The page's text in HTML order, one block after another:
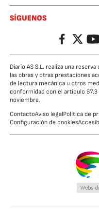
SÍGUENOS
FacebookTwitter
Diario AS S.L. realiza una
las obras y otras prestaciones
de lectura mecánica u otros
conformidad con el artículo
noviembre.
ContactoAviso legalPolítica de
Configuración de cookies